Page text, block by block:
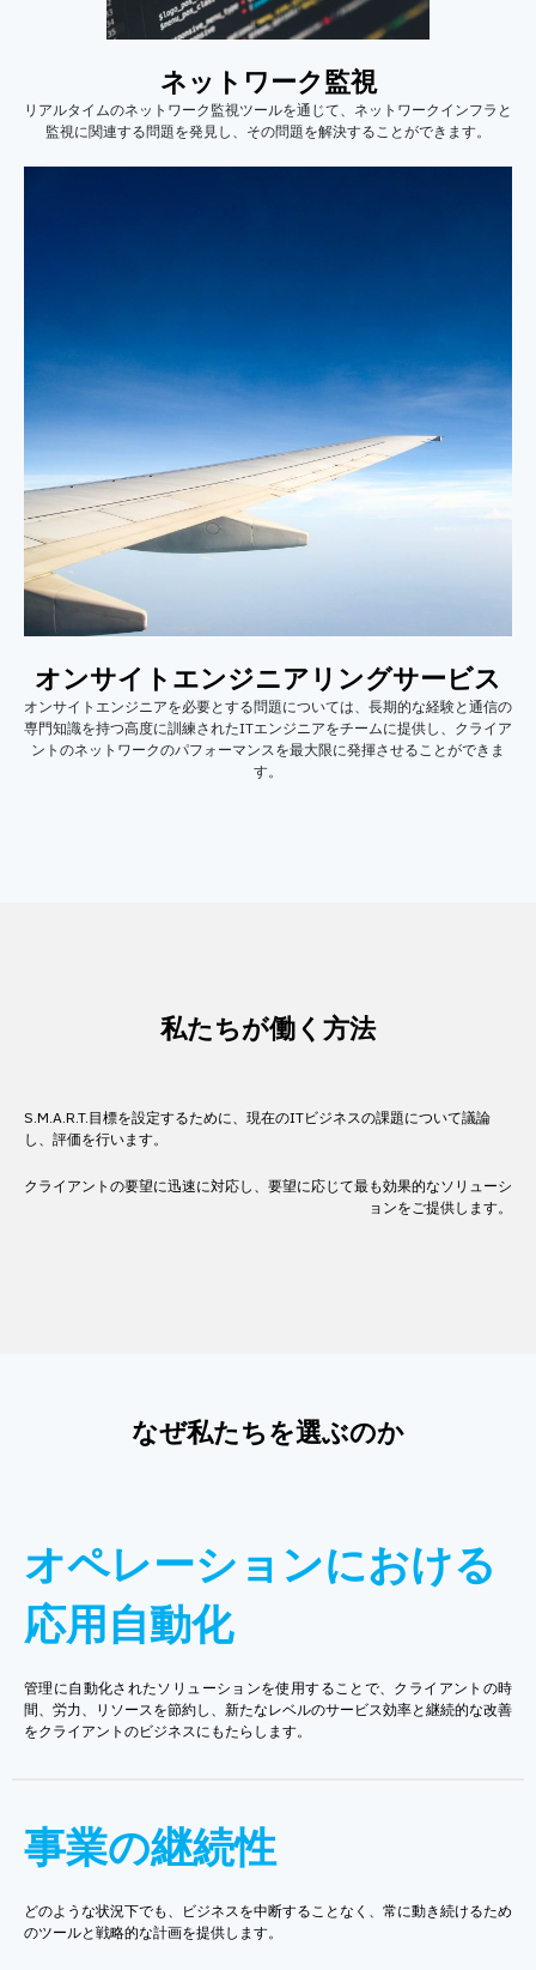
ネットワーク監視
リアルタイムのネットワーク監視ツールを通じて、ネットワークインフラと
監視に関連する問題を発見し、その問題を解決することができます。
オンサイトエンジニアリングサービス
オンサイトエンジニアを必要とする問題については、長期的な経験と通信の
専門知識を持つ高度に訓練されたITエンジニアをチームに提供し、クライア
ントのネットワークのパフォーマンスを最大限に発揮させることができま
す。
私たちが働く方法
S.M.A.R.T.目標を設定するために、現在のITビジネスの課題について議論
し、評価を行います。
クライアントの要望に迅速に対応し、要望に応じて最も効果的なソリューシ
ョンをご提供します。
なぜ私たちを選ぶのか
オペレーションにおける
応用自動化
管理に自動化されたソリューションを使用することで、クライアントの時
間、労力、リソースを節約し、新たなレベルのサービス効率と継続的な改善
をクライアントのビジネスにもたらします。
事業の継続性
どのような状況下でも、ビジネスを中断することなく、常に動き続けるため
のツールと戦略的な計画を提供します。